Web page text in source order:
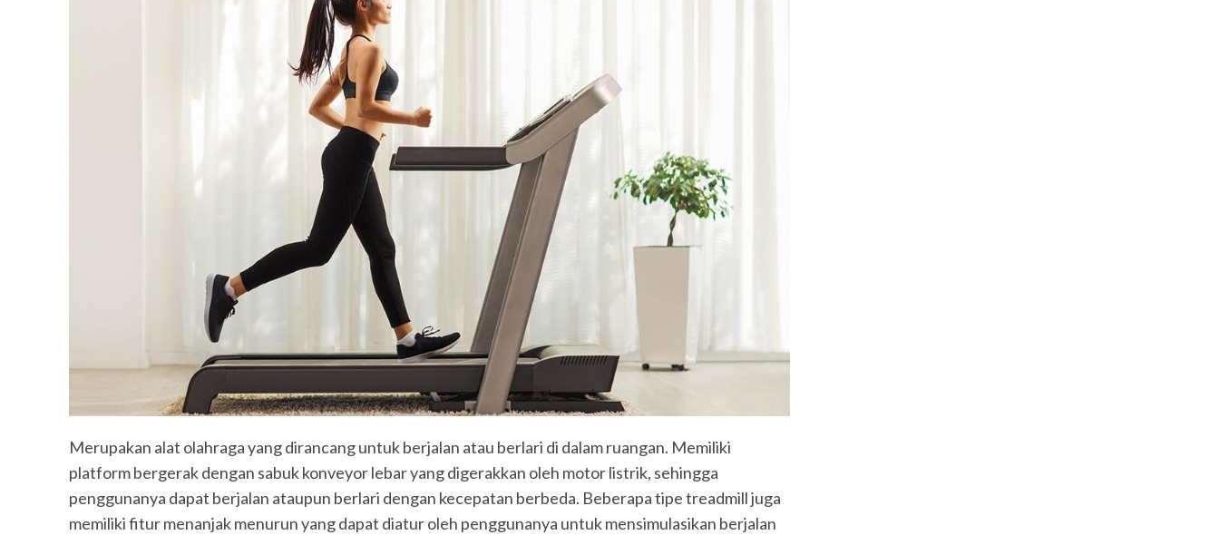
Merupakan alat olahraga yang dirancang untuk berjalan atau berlari di dalam ruangan. Memiliki
platform bergerak dengan sabuk konveyor lebar yang digerakkan oleh motor listrik, sehingga
penggunanya dapat berjalan ataupun berlari dengan kecepatan berbeda. Beberapa tipe treadmill juga
memiliki fitur menanjak menurun yang dapat diatur oleh penggunanya untuk mensimulasikan berjalan